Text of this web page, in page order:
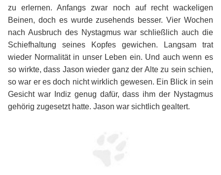
zu erlernen. Anfangs zwar noch auf recht wackeligen
Beinen, doch es wurde zusehends besser. Vier Wochen
nach Ausbruch des Nystagmus war schließlich auch die
Schiefhaltung seines Kopfes gewichen. Langsam trat
wieder Normalität in unser Leben ein. Und auch wenn es
so wirkte, dass Jason wieder ganz der Alte zu sein schien,
so war er es doch nicht wirklich gewesen. Ein Blick in sein
Gesicht war Indiz genug dafür, dass ihm der Nystagmus
gehörig zugesetzt hatte. Jason war sichtlich gealtert.